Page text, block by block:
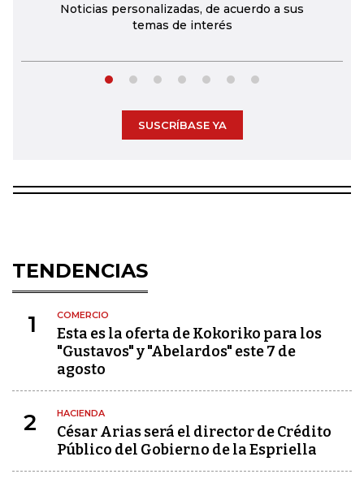
Noticias personalizadas, de acuerdo a sus
temas de interés
SUSCRÍBASE YA
TENDENCIAS
1 COMERCIO
Esta es la oferta de Kokoriko para los
"Gustavos" y "Abelardos" este 7 de
agosto
2 HACIENDA
César Arias será el director de Crédito
Público del Gobierno de la Espriella